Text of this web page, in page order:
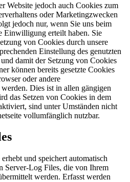
Website jedoch auch Cookies zum
oder Marketingzwecken
jedoch nur, wenn Sie uns beim
Einwilligung erteilt haben. Sie
von Cookies durch unsere
Einstellung des genutzten
damit der Setzung von Cookies
können bereits gesetzte Cookies
oder andere
Dies ist in allen gängigen
das Setzen von Cookies in dem
sind unter Umständen nicht
vollumfänglich nutzbar.
und speichert automatisch
Server-Log Files, die von Ihrem
werden. Erfasst werden